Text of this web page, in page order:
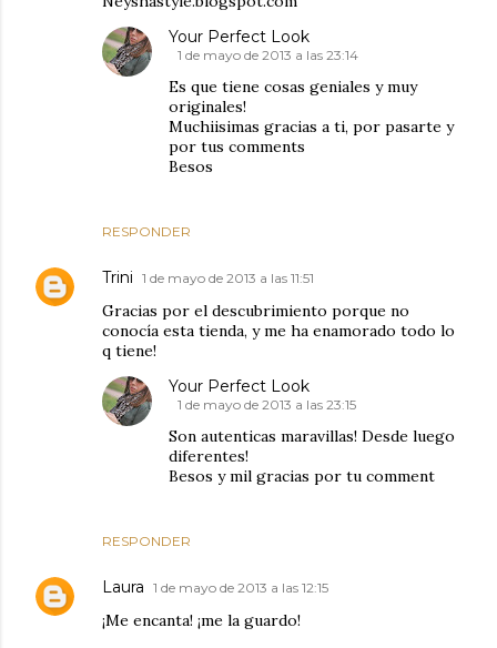
RESPONDER
Your Perfect Look
1 de mayo de 2013 a las 23:14
Es que tiene cosas geniales y muy
originales!
Muchiisimas gracias a ti, por pasarte y
por tus comments
Besos
Trini 1 de mayo de 2013 a las 11:51
Gracias por el descubrimiento porque no
conocía esta tienda, y me ha enamorado todo lo
q tiene!
RESPONDER
Your Perfect Look
1 de mayo de 2013 a las 23:15
Son autenticas maravillas! Desde luego
diferentes!
Besos y mil gracias por tu comment
Laura 1 de mayo de 2013 a las 12:15
¡Me encanta! ¡me la guardo!